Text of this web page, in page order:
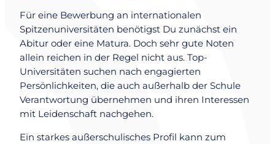
Für eine Bewerbung an internationalen
Spitzenuniversitäten benötigst Du zunächst ein
Abitur oder eine Matura. Doch sehr gute Noten
allein reichen in der Regel nicht aus. Top-
Universitäten suchen nach engagierten
Persönlichkeiten, die auch außerhalb der Schule
Verantwortung übernehmen und ihren Interessen
mit Leidenschaft nachgehen.
Ein starkes außerschulisches Profil kann zum